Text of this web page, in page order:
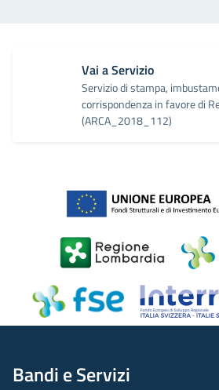
Vai a Servizio
Servizio di stampa,
corrispondenza in favore di
(ARCA_2018_112)
Bandi e Servizi